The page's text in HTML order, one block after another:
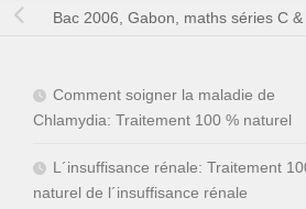
Bac 2006, Gabon, maths séries C &
Comment soigner la maladie de
Chlamydia: Traitement 100 % naturel
L´insuffisance rénale: Traitement
naturel de l´insuffisance rénale